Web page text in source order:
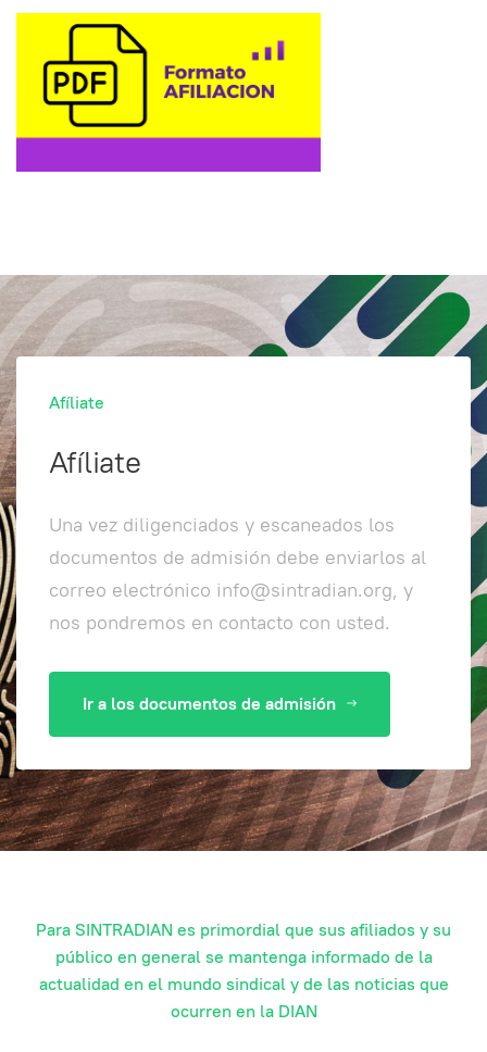
Afíliate
Afíliate
Una vez diligenciados y escaneados los
documentos de admisión debe enviarlos al
correo electrónico info@sintradian.org, y
nos pondremos en contacto con usted.
Ir a los documentos de admisión
Para SINTRADIAN es primordial que sus afiliados y su
público en general se mantenga informado de la
actualidad en el mundo sindical y de las noticias que
ocurren en la DIAN